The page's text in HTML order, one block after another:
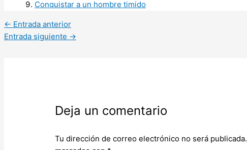
Conquistar a un hombre timido
← Entrada anterior
Entrada siguiente →
Deja un comentario
Tu dirección de correo electrónico no será publicada.